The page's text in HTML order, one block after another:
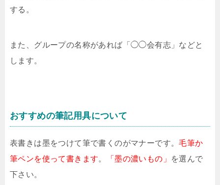
する。
また、グループの名称があれば「◯◯会有志」などと
します。
おすすめの筆記用具について
表書きは墨をつけて筆で書くのがマナーです。毛筆か
筆ペンを使って書きます。 「墨の濃いもの」
を選んで
下さい。